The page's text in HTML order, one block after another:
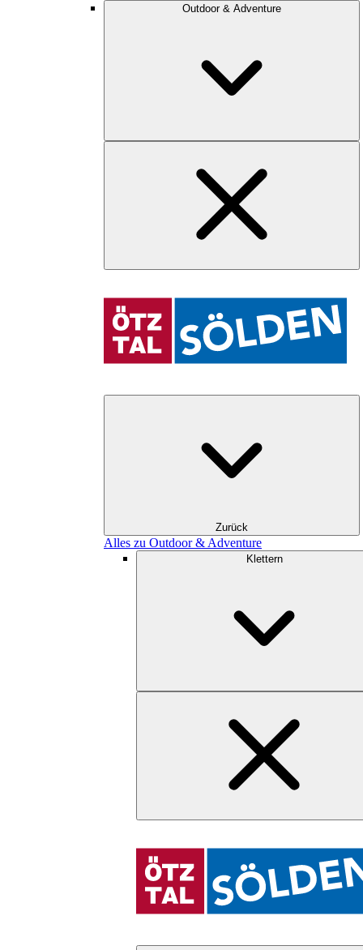
Outdoor & Adventure
Zurück
Alles zu Outdoor & Adventure
Klettern